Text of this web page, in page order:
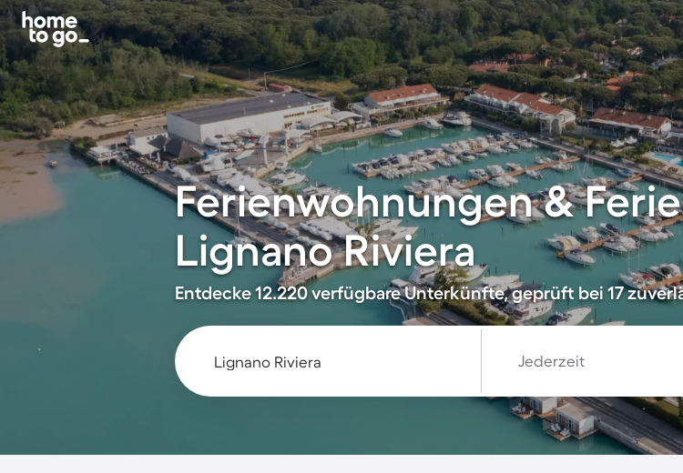
Ferienwohnungen &
Lignano Riviera
Entdecke 12.220 verfügbare Unterkünfte, geprüft bei 17
Jederzeit